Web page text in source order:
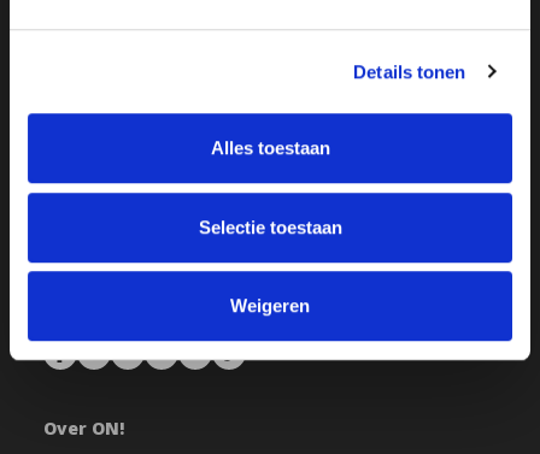
Details tonen
Alles toestaan
Selectie toestaan
Weigeren
Over ON!